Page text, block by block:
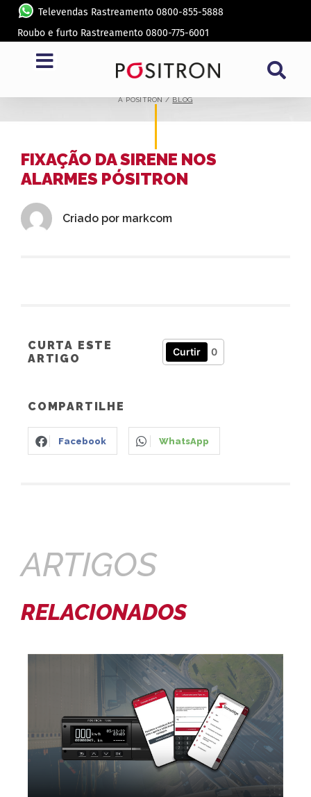
Televendas Rastreamento 0800-855-5888
Roubo e furto Rastreamento 0800-775-6001
BLOG
A PÓSITRON /BLOG
FIXAÇÃO DA SIRENE NOS
ALARMES PÓSITRON
Criado por markcom
CURTA ESTE
ARTIGO
Curtir 0
COMPARTILHE
Facebook WhatsApp
ARTIGOS
RELACIONADOS